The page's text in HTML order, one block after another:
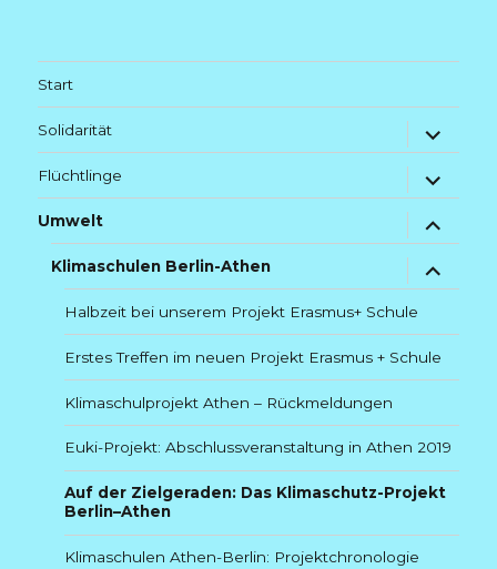
Start
Solidarität
Untermenü
anzeigen
Flüchtlinge
Untermenü
anzeigen
Umwelt
Untermenü
anzeigen
Klimaschulen Berlin-Athen
Untermenü
anzeigen
Halbzeit bei unserem Projekt Erasmus+ Schule
Erstes Treffen im neuen Projekt Erasmus + Schule
Klimaschulprojekt Athen – Rückmeldungen
Euki-Projekt: Abschlussveranstaltung in Athen 2019
Auf der Zielgeraden: Das Klimaschutz-Projekt
Berlin–Athen
Klimaschulen Athen-Berlin: Projektchronologie